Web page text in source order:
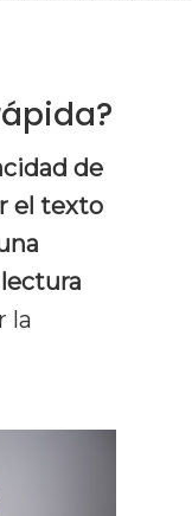
de
el texto
la